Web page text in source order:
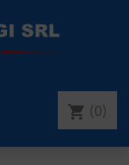
shopping_cart (0)